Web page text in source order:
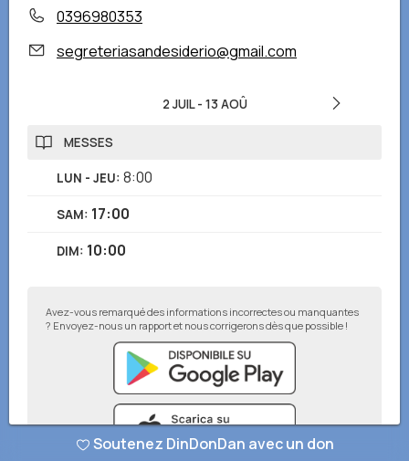
0396980353
segreteriasandesiderio@gmail.com
2 JUIL- 13 AOÛ
MESSES
LUN - JEU: 8:00
SAM: 17:00
DIM: 10:00
Avez-vous remarqué des informations incorrectes ou manquantes
? Envoyez-nous un rapport et nous corrigerons dès que possible !
Soutenez DinDonDan avec un don